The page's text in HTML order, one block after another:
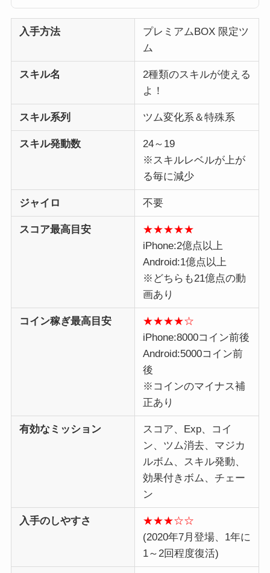
入手方法
プレミアムBOX 限定ツ
ム
スキル名
2種類のスキルが使える
よ！
スキル系列 ツム変化系＆特殊系
スキル発動数
24～19
※スキルレベルが上が
る毎に減少
ジャイロ 不要
スコア最高目安
★★★★★
iPhone:2億点以上
Android:1億点以上
※どちらも21億点の動
画あり
コイン稼ぎ最高目安 ★★★★☆
iPhone:8000コイン前後
Android:5000コイン前
後
※コインのマイナス補
正あり
有効なミッション
スコア、Exp、コイ
ン、ツム消去、マジカ
ルボム、スキル発動、
効果付きボム、チェー
ン
入手のしやすさ
★★★☆☆
(2020年7月登場、1年に
1～2回程度復活)